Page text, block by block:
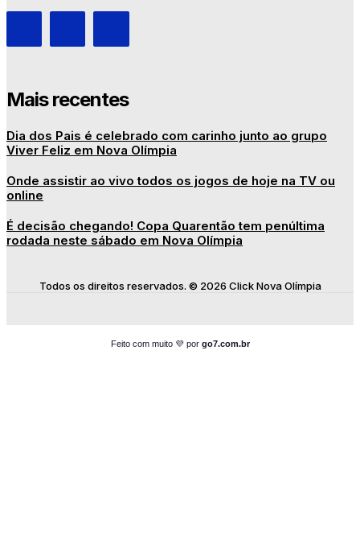
Mais recentes
Dia dos Pais é celebrado com carinho junto ao grupo
Viver Feliz em Nova Olímpia
Onde assistir ao vivo todos os jogos de hoje na TV ou
online
É decisão chegando! Copa Quarentão tem penúltima
rodada neste sábado em Nova Olímpia
Todos os direitos reservados. © 2026 Click Nova Olímpia
Feito com muito 💜 por go7.com.br